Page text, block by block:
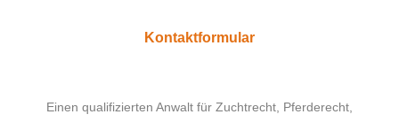
Kontaktformular
Einen qualifizierten Anwalt für Zuchtrecht, Pferderecht,